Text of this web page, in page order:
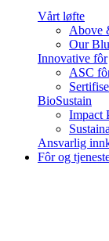
Vårt løfte
Above
Our
Innovative fôr
ASC
BioSustain
Impact
Ansvarlig
Fôr og